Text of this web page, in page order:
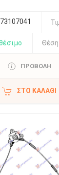
Θέση:
ΠΡΟΒΟΛΗ
ΣΤΟ ΚΑΛΆΘΙ